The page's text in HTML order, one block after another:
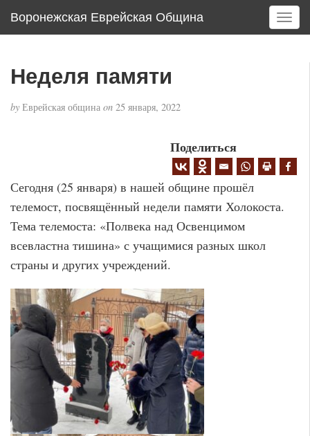
Воронежская Еврейская Община
T
o
i
g
Неделя памяти
by Еврейская община on 25 января, 2022
Поделиться
Сегодня (25 января) в нашей общине прошёл
телемост, посвящённый недели памяти Холокоста.
Тема телемоста: «Полвека над Освенцимом
всевластна тишина» с учащимися разных школ
страны и других учреждений.